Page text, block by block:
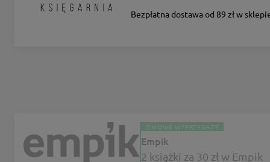
Bezpłatna dostawa od 89 zł w
ZIMOWE WYPRZEDAŻE
Empik
2 książki za 30 zł w Empik